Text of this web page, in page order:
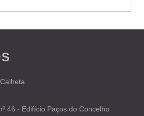
46 - Edifício Paços do Concelho